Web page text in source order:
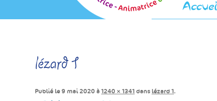
lézard 1
Publié le9 mai 2020 à1240 × 1341dans lézard 1.